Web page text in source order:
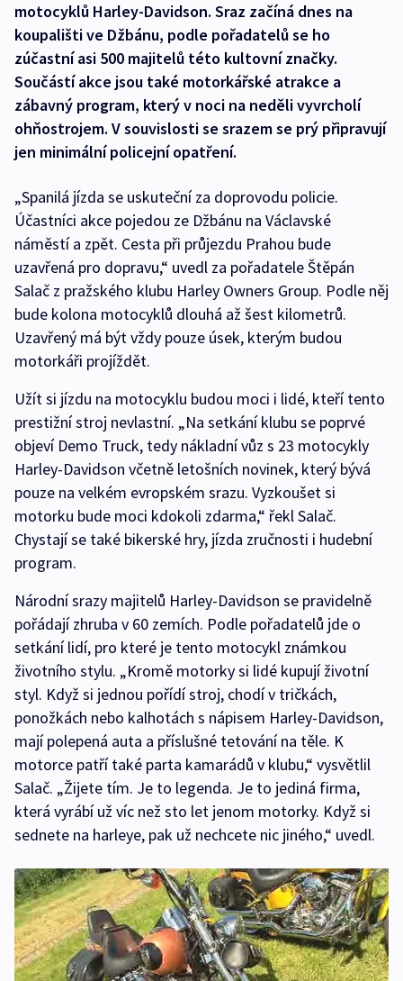
motocyklů Harley-Davidson. Sraz začíná dnes na
koupališti ve Džbánu, podle pořadatelů se ho
zúčastní asi 500 majitelů této kultovní značky.
Součástí akce jsou také motorkářské atrakce a
zábavný program, který v noci na neděli vyvrcholí
ohňostrojem. V souvislosti se srazem se prý připravují
jen minimální policejní opatření.
„Spanilá jízda se uskuteční za doprovodu policie.
Účastníci akce pojedou ze Džbánu na Václavské
náměstí a zpět. Cesta při průjezdu Prahou bude
uzavřená pro dopravu,“ uvedl za pořadatele Štěpán
Salač z pražského klubu Harley Owners Group. Podle něj
bude kolona motocyklů dlouhá až šest kilometrů.
Uzavřený má být vždy pouze úsek, kterým budou
motorkáři projíždět.
Užít si jízdu na motocyklu budou moci i lidé, kteří tento
prestižní stroj nevlastní. „Na setkání klubu se poprvé
objeví Demo Truck, tedy nákladní vůz s 23 motocykly
Harley-Davidson včetně letošních novinek, který bývá
pouze na velkém evropském srazu. Vyzkoušet si
motorku bude moci kdokoli zdarma,“ řekl Salač.
Chystají se také bikerské hry, jízda zručnosti i hudební
program.
Národní srazy majitelů Harley-Davidson se pravidelně
pořádají zhruba v 60 zemích. Podle pořadatelů jde o
setkání lidí, pro které je tento motocykl známkou
životního stylu. „Kromě motorky si lidé kupují životní
styl. Když si jednou pořídí stroj, chodí v tričkách,
ponožkách nebo kalhotách s nápisem Harley-Davidson,
mají polepená auta a příslušné tetování na těle. K
motorce patří také parta kamarádů v klubu,“ vysvětlil
Salač. „Žijete tím. Je to legenda. Je to jediná firma,
která vyrábí už víc než sto let jenom motorky. Když si
sednete na harleye, pak už nechcete nic jiného,“ uvedl.